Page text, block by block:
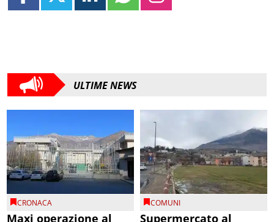
ULTIME NEWS
CRONACA
Maxi operazione al
COMUNI
Supermercato al